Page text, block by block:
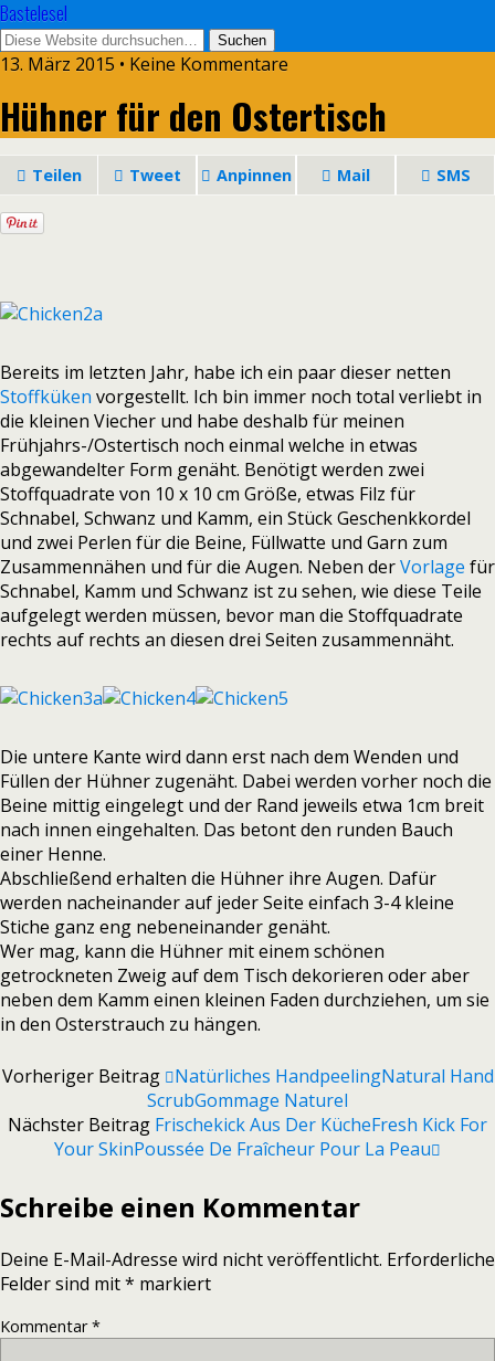
Bastelesel
13. März 2015 • Keine Kommentare
Hühner für den Ostertisch
Teilen Tweet Anpinnen Mail SMS
Bereits im letzten Jahr, habe ich ein paar dieser netten
Stoffküken vorgestellt. Ich bin immer noch total verliebt in
die kleinen Viecher und habe deshalb für meinen
Frühjahrs-/Ostertisch noch einmal welche in etwas
abgewandelter Form genäht. Benötigt werden zwei
Stoffquadrate von 10 x 10 cm Größe, etwas Filz für
Schnabel, Schwanz und Kamm, ein Stück Geschenkkordel
und zwei Perlen für die Beine, Füllwatte und Garn zum
Zusammennähen und für die Augen. Neben derVorlage für
Schnabel, Kamm und Schwanz ist zu sehen, wie diese Teile
aufgelegt werden müssen, bevor man die Stoffquadrate
rechts auf rechts an diesen drei Seiten zusammennäht.
Die untere Kante wird dann erst nach dem Wenden und
Füllen der Hühner zugenäht. Dabei werden vorher noch die
Beine mittig eingelegt und der Rand jeweils etwa 1cm breit
nach innen eingehalten. Das betont den runden Bauch
einer Henne.
Abschließend erhalten die Hühner ihre Augen. Dafür
werden nacheinander auf jeder Seite einfach 3-4 kleine
Stiche ganz eng nebeneinander genäht.
Wer mag, kann die Hühner mit einem schönen
getrockneten Zweig auf dem Tisch dekorieren oder aber
neben dem Kamm einen kleinen Faden durchziehen, um sie
in den Osterstrauch zu hängen.
Vorheriger Beitrag Natürliches HandpeelingNatural Hand
ScrubGommage Naturel
Nächster Beitrag Frischekick Aus Der KücheFresh Kick For
Your SkinPoussée De Fraîcheur Pour La Peau
Schreibe einen Kommentar
Deine E-Mail-Adresse wird nicht veröffentlicht. Erforderliche
Felder sind mit* markiert
Kommentar*